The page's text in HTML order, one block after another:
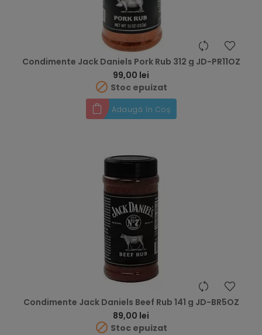
Condimente Jack Daniels Pork Rub 312 g JD-PR11OZ
99,00 lei
 Stoc epuizat
Adaugă în Coș
Condimente Jack Daniels Beef Rub 141 g JD-BR5OZ
89,00 lei
 Stoc epuizat